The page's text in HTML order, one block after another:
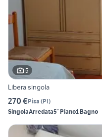
5
Libera singola
270 €Pisa (PI)
SingolaArredata5° Piano1 Bagno